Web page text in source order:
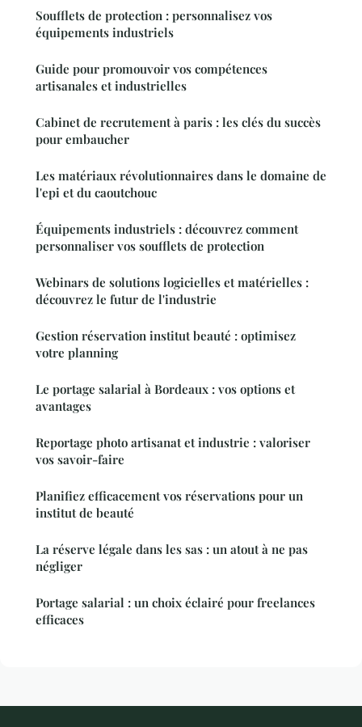
Soufflets de protection : personnalisez vos
équipements industriels
Guide pour promouvoir vos compétences
artisanales et industrielles
Cabinet de recrutement à paris : les clés du succès
pour embaucher
Les matériaux révolutionnaires dans le domaine de
l'epi et du caoutchouc
Équipements industriels : découvrez comment
personnaliser vos soufflets de protection
Webinars de solutions logicielles et matérielles :
découvrez le futur de l'industrie
Gestion réservation institut beauté : optimisez
votre planning
Le portage salarial à Bordeaux : vos options et
avantages
Reportage photo artisanat et industrie : valoriser
vos savoir-faire
Planifiez efficacement vos réservations pour un
institut de beauté
La réserve légale dans les sas : un atout à ne pas
négliger
Portage salarial : un choix éclairé pour freelances
efficaces